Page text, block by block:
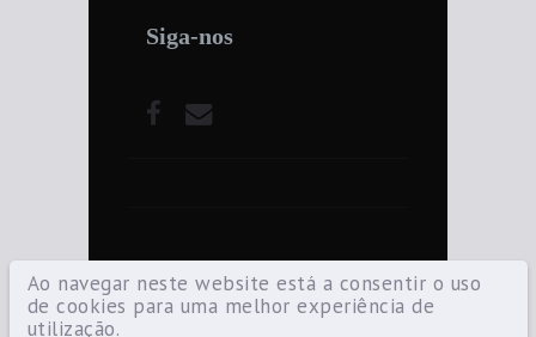
Ao navegar neste website está a consentir o uso
de cookies para uma melhor experiência de
utilização.
Siga-nos